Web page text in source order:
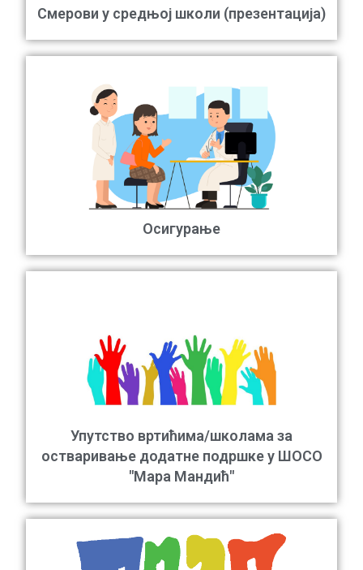
Смерови у средњој школи (презентација)
Осигурање
Упутство вртићима/школама за
остваривање додатне подршке у ШОСО
"Мара Мандић"